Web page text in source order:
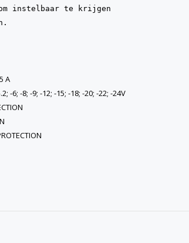
om instelbaar te krijgen
A
-6; -8; -9; -12; -15; -18; -20; -22; -24V